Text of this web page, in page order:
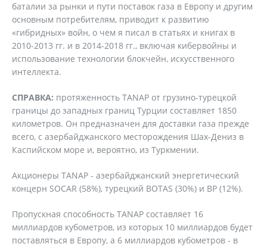
баталии за рынки и пути поставок газа в Европу и другим
основным потребителям, приводит к развитию
«гибридных» войн, о чем я писал в статьях и книгах в
2010-2013 гг. и в 2014-2018 гг., включая кибервойны и
использование технологии блокчейн, искусственного
интеллекта.
СПРАВКА: протяженность TANAP от грузино-турецкой
границы до западных границ Турции составляет 1850
километров. Он предназначен для доставки газа прежде
всего, с азербайджанского месторождения Шах-Дениз в
Каспийском море и, вероятно, из Туркмении.
Акционеры TANAP - азербайджанский энергетический
концерн SOCAR (58%), турецкий BOTAS (30%) и BP (12%).
Пропускная способность TANAP составляет 16
миллиардов кубометров, из которых 10 миллиардов будет
поставляться в Европу, а 6 миллиардов кубометров - в